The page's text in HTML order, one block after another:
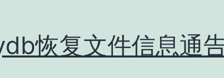
恢复文件信息通